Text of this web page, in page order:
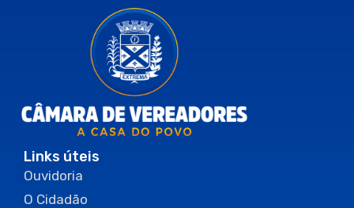
Links úteis
Ouvidoria
O Cidadão